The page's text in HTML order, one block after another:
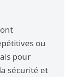
ou
pour
sécurité et